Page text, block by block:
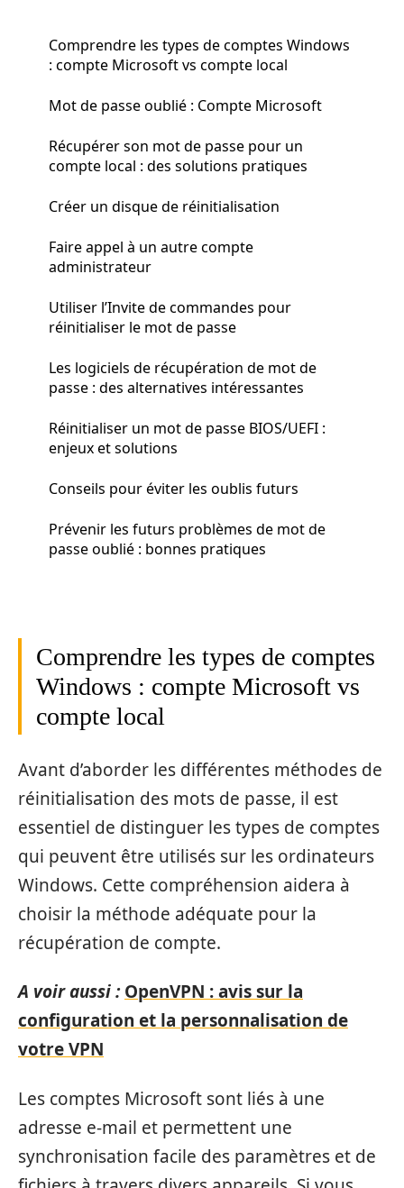
Comprendre les types de comptes Windows
: compte Microsoft vs compte local
Mot de passe oublié : Compte Microsoft
Récupérer son mot de passe pour un
compte local : des solutions pratiques
Créer un disque de réinitialisation
Faire appel à un autre compte
administrateur
Utiliser l’Invite de commandes pour
réinitialiser le mot de passe
Les logiciels de récupération de mot de
passe : des alternatives intéressantes
Réinitialiser un mot de passe BIOS/UEFI :
enjeux et solutions
Conseils pour éviter les oublis futurs
Prévenir les futurs problèmes de mot de
passe oublié : bonnes pratiques
Comprendre les types de comptes
Windows : compte Microsoft vs
compte local
Avant d’aborder les différentes méthodes de
réinitialisation des mots de passe, il est
essentiel de distinguer les types de comptes
qui peuvent être utilisés sur les ordinateurs
Windows. Cette compréhension aidera à
choisir la méthode adéquate pour la
récupération de compte.
A voir aussi : OpenVPN : avis sur la
configuration et la personnalisation de
votre VPN
Les comptes Microsoft sont liés à une
adresse e-mail et permettent une
synchronisation facile des paramètres et de